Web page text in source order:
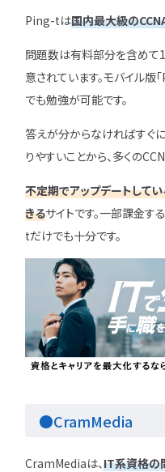
Ping-tは国内最大級の
問題数は有料部分を含めて
意されています。モバイル版
でも勉強が可能です。
答えが分からなければすぐ
りやすいことから、多くの
不定期でアップデートして
きるサイトです。一部課金
tだけでも十分です。
●CramMedia
CramMediaは、IT系資格の